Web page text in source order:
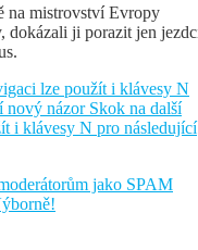
na mistrovství Evropy
dokázali ji porazit jen
lze použít i klávesy N
nový názor Skok na další
i klávesy N pro následující
jako SPAM